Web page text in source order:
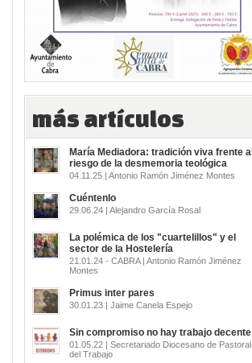
más artículos
María Mediadora: tradición viva frente al
riesgo de la desmemoria teológica
04.11.25 | Antonio Ramón Jiménez Montes
Cuéntenlo
29.06.24 | Alejandro García Rosal
La polémica de los "cuartelillos" y el
sector de la Hostelería
21.01.24 - CABRA | Antonio Ramón Jiménez
Montes
Primus inter pares
30.01.23 | Jaime Canela Espejo
Sin compromiso no hay trabajo decente
01.05.22 | Secretariado Diocesano de Pastoral
del Trabajo